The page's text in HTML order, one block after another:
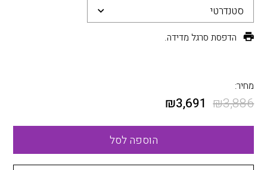
סטנדרטי
הדפסת סרגל מדידה.
מחיר:
₪3,886
₪3,691
הוספה לסל